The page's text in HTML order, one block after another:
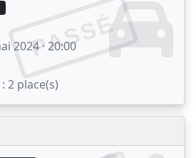
PASSÉ
2024 · 20:00
2 place(s)